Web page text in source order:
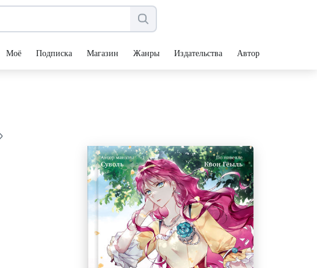
Моё Подписка Магазин Жанры Издательства Авторы